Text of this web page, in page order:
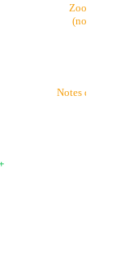
Zoom Docs
(nouveau)
Notes de